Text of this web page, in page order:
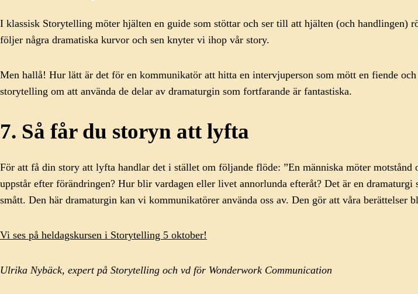
I klassisk Storytelling möter hjälten en guide som stöttar och ser till att hjälten (och handlingen)
följer några dramatiska kurvor och sen knyter vi ihop vår story.
Men hallå! Hur lätt är det för en kommunikatör att hitta en intervjuperson som mött en fiende
storytelling om att använda de delar av dramaturgin som fortfarande är fantastiska.
7. Så får du storyn att lyfta
För att få din story att lyfta handlar det i stället om följande flöde: ”En människa möter
uppstår efter förändringen? Hur blir vardagen eller livet annorlunda efteråt? Det är en
smått. Den här dramaturgin kan vi kommunikatörer använda oss av. Den gör att våra berättelser
Vi ses på heldagskursen i Storytelling 5 oktober!
Ulrika Nybäck, expert på Storytelling och vd för Wonderwork Communication